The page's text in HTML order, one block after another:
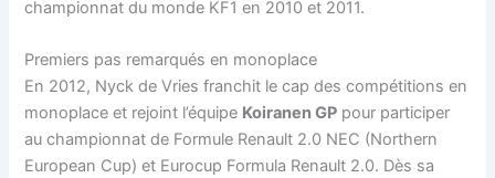
championnat du monde KF1 en 2010 et 2011.
Premiers pas remarqués en monoplace
En 2012, Nyck de Vries franchit le cap des compétitions en
monoplace et rejoint l’équipe Koiranen GP pour participer
au championnat de Formule Renault 2.0 NEC (Northern
European Cup) et Eurocup Formula Renault 2.0. Dès sa